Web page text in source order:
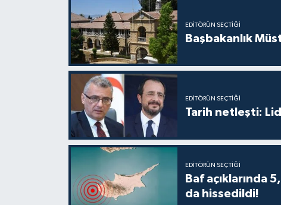
EDITÖRÜN SEÇTIĞI
Başbakanlık
EDITÖRÜN SEÇTIĞI
Tarih netleşti:
EDITÖRÜN SEÇTIĞI
Baf açıklarında
da hissedildi!